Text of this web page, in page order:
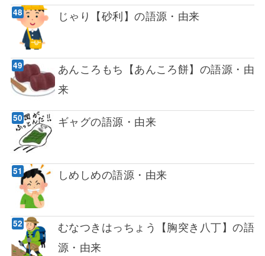
じゃり【砂利】の語源・由来
あんころもち【あんころ餅】の語源・由
来
ギャグの語源・由来
しめしめの語源・由来
むなつきはっちょう【胸突き八丁】の語
源・由来